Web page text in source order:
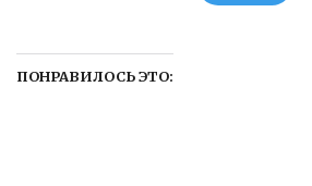
ПОНРАВИЛОСЬ ЭТО: